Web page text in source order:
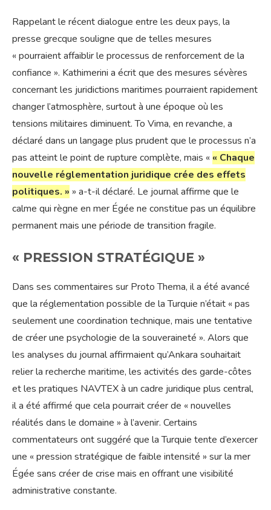
Rappelant le récent dialogue entre les deux pays, la
presse grecque souligne que de telles mesures
« pourraient affaiblir le processus de renforcement de la
confiance ». Kathimerini a écrit que des mesures sévères
concernant les juridictions maritimes pourraient rapidement
changer l’atmosphère, surtout à une époque où les
tensions militaires diminuent. To Vima, en revanche, a
déclaré dans un langage plus prudent que le processus n’a
pas atteint le point de rupture complète, mais « « Chaque
nouvelle réglementation juridique crée des effets
politiques. » » a-t-il déclaré. Le journal affirme que le
calme qui règne en mer Égée ne constitue pas un équilibre
permanent mais une période de transition fragile.
« PRESSION STRATÉGIQUE »
Dans ses commentaires sur Proto Thema, il a été avancé
que la réglementation possible de la Turquie n’était « pas
seulement une coordination technique, mais une tentative
de créer une psychologie de la souveraineté ». Alors que
les analyses du journal affirmaient qu’Ankara souhaitait
relier la recherche maritime, les activités des garde-côtes
et les pratiques NAVTEX à un cadre juridique plus central,
il a été affirmé que cela pourrait créer de « nouvelles
réalités dans le domaine » à l’avenir. Certains
commentateurs ont suggéré que la Turquie tente d’exercer
une « pression stratégique de faible intensité » sur la mer
Égée sans créer de crise mais en offrant une visibilité
administrative constante.